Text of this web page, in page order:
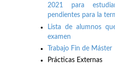
2021 para
pendientes para la
Lista de alumnos
examen
Trabajo Fin de Máster
Prácticas Externas